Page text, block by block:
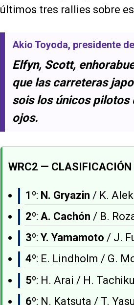
últimos tres rallies sobre
Akio Toyoda, presidente de
Elfyn, Scott,
que las carreteras
sois los únicos pilotos
ojos.
WRC2 —
1º: N. Gryazin / K.
2º: A. Cachón / B.
3º: Y. Yamamoto / J.
4º: E. Lindholm / G.
5º: H. Arai / H.
6º: N. Katsuta / T.